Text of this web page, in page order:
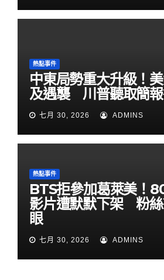
熱點事件
中東局勢重大升級！
及遇襲 川普聽取簡報
七月 30, 2026 ADMINS
熱點事件
BTS拒參加葛萊美！
影片遭默默下架 粉
眼
七月 30, 2026 ADMINS